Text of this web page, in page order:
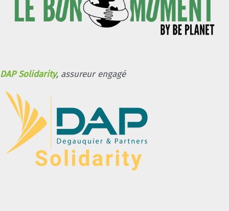
DAP Solidarity, assureur engagé